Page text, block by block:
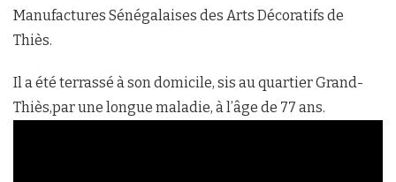
Manufactures Sénégalaises des Arts Décoratifs de
Thiès.
Il a été terrassé à son domicile, sis au quartier Grand-
Thiès,par une longue maladie, à l’âge de 77 ans.